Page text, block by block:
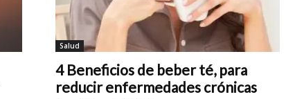
Salud
4 Beneficios de beber té, para
reducir enfermedades crónicas